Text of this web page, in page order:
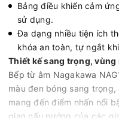
Bảng điều khiển cảm
sử dụng.
Đa dạng nhiều tiện ích
khóa an toàn, tự ngắt
Thiết kế sang trọng, vùng
Bếp từ âm Nagakawa
màu đen bóng sang
mang đến điểm nhấn nổi
gian nấu nướng của các